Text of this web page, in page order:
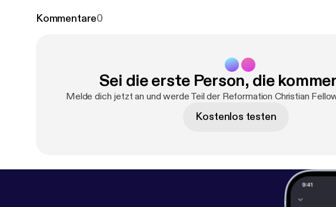
Kommentare0
Sei die erste Person, die
Melde dich jetzt an und werde Teil der Reformation Christian
Kostenlos testen